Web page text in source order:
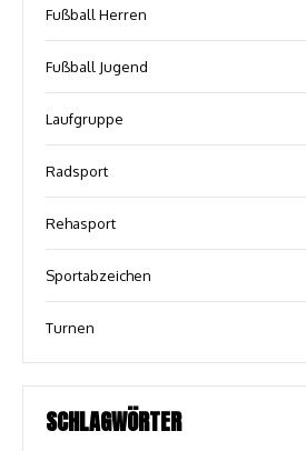
Fußball Herren
Fußball Jugend
Laufgruppe
Radsport
Rehasport
Sportabzeichen
Turnen
SCHLAGWÖRTER